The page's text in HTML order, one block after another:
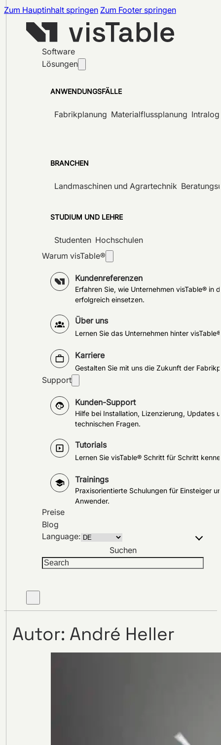
Zum Hauptinhalt springen Zum Footer springen
Software
Lösungen
ANWENDUNGSFÄLLE
Fabrikplanung Materialflussplanung
BRANCHEN
Landmaschinen und Agrartechnik
STUDIUM UND LEHRE
Studenten Hochschulen
Warum visTable®
Kundenreferenzen
Erfahren Sie, wie Unternehmen visTable® in
erfolgreich einsetzen.
Über uns
Lernen Sie das Unternehmen hinter
Karriere
Gestalten Sie mit uns die Zukunft der
Support
Kunden-Support
Hilfe bei Installation, Lizenzierung, Updates
technischen Fragen.
Tutorials
Lernen Sie visTable® Schritt für Schritt
Trainings
Praxisorientierte Schulungen für Einsteiger
Anwender.
Preise
Blog
Language:
Suchen
Autor: André Heller